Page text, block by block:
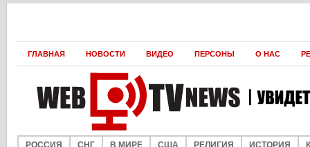
ГЛАВНАЯ НОВОСТИ ВИДЕО ПЕРСОНЫ О НАС
РОССИЯ СНГ В МИРЕ США РЕЛИГИЯ ИСТОРИЯ